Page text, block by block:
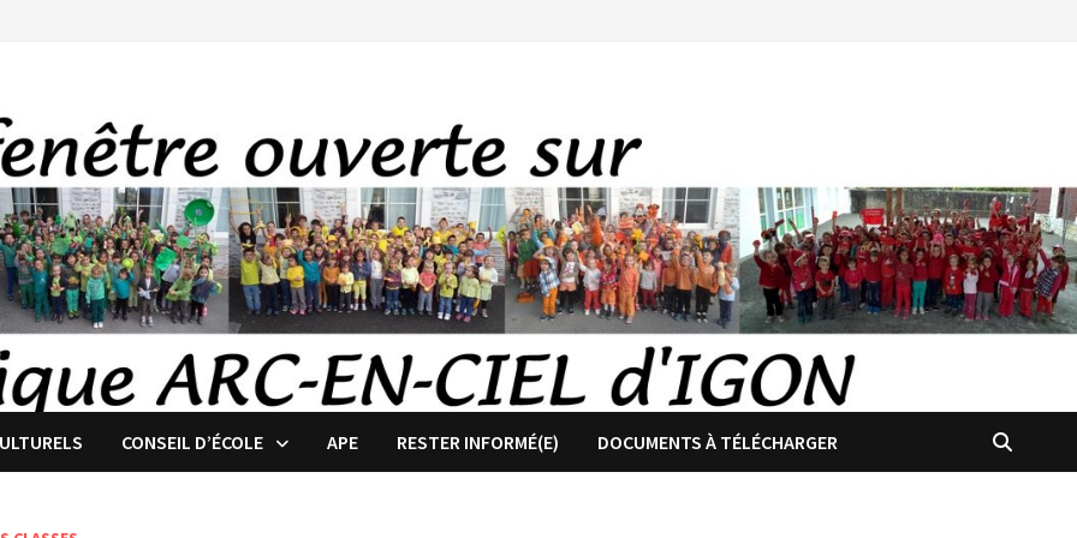
CONSEIL D’ÉCOLE APE RESTER INFORMÉ(E) DOCUMENTS À TÉLÉCHARGER